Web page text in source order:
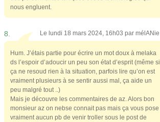
nous engluent.
8. Le lundi 18 mars 2024, 16h03 par mélANie
Hum. J’étais partie pour écrire un mot doux à melaka
ds l’espoir d’adoucir un peu son état d’esprit (même si
ça ne resoud rien à la situation, parfois lire qu’on est
vraiment plusieurs à se sentir aussi mal, ça aide un
peu malgré tout ..)
Mais je découvre les commentaires de az. Alors bon
monsieur az on nebse connait pas mais ça vous pose
vraiment aucun pb de venir troller sous le post de